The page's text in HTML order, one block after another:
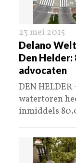
23 mei 2015
Delano
Den Helder:
advocaten
DEN
watertoren
inmiddels